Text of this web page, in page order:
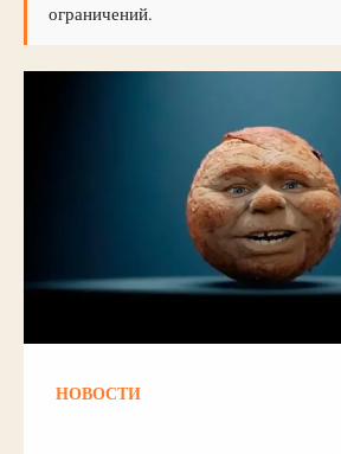
ограничений.
НОВОСТИ